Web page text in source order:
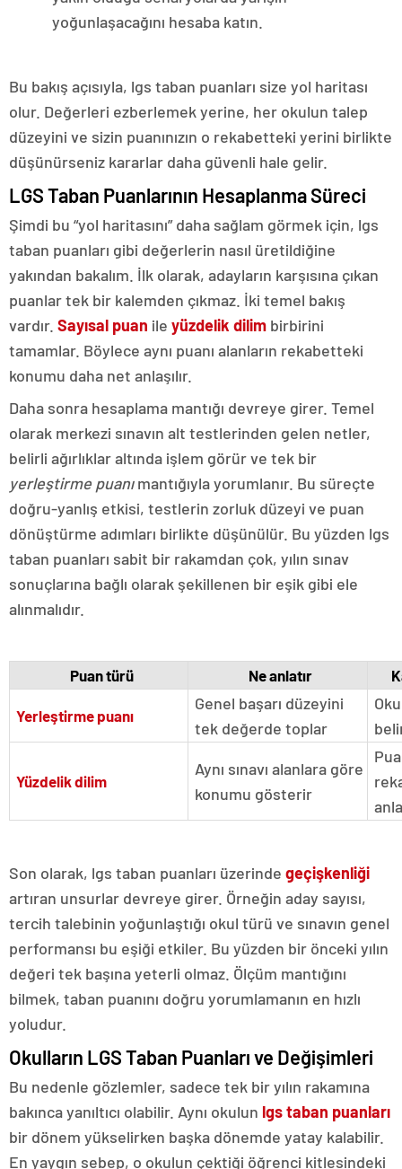
yoğunlaşacağını hesaba katın.
Bu bakış açısıyla, lgs taban puanları size yol haritası
olur. Değerleri ezberlemek yerine, her okulun talep
düzeyini ve sizin puanınızın o rekabetteki yerini birlikte
düşünürseniz kararlar daha güvenli hale gelir.
LGS Taban Puanlarının Hesaplanma Süreci
Şimdi bu “yol haritasını” daha sağlam görmek için, lgs
taban puanları gibi değerlerin nasıl üretildiğine
yakından bakalım. İlk olarak, adayların karşısına çıkan
puanlar tek bir kalemden çıkmaz. İki temel bakış
vardır. Sayısal puan ile yüzdelik dilim birbirini
tamamlar. Böylece aynı puanı alanların rekabetteki
konumu daha net anlaşılır.
Daha sonra hesaplama mantığı devreye girer. Temel
olarak merkezi sınavın alt testlerinden gelen netler,
belirli ağırlıklar altında işlem görür ve tek bir
yerleştirme puanımantığıyla yorumlanır. Bu süreçte
doğru-yanlış etkisi, testlerin zorluk düzeyi ve puan
dönüştürme adımları birlikte düşünülür. Bu yüzden lgs
taban puanları sabit bir rakamdan çok, yılın sınav
sonuçlarına bağlı olarak şekillenen bir eşik gibi ele
alınmalıdır.
Puan türü Ne anlatır
Yerleştirme puanı
Genel başarı düzeyini
tek değerde toplar
Yüzdelik dilim
Aynı sınavı alanlara göre
konumu gösterir
Son olarak, lgs taban puanları üzerinde geçişkenliği
artıran unsurlar devreye girer. Örneğin aday sayısı,
tercih talebinin yoğunlaştığı okul türü ve sınavın genel
performansı bu eşiği etkiler. Bu yüzden bir önceki yılın
değeri tek başına yeterli olmaz. Ölçüm mantığını
bilmek, taban puanını doğru yorumlamanın en hızlı
yoludur.
Okulların LGS Taban Puanları ve Değişimleri
Bu nedenle gözlemler, sadece tek bir yılın rakamına
bakınca yanıltıcı olabilir. Aynı okulun lgs taban puanları
bir dönem yükselirken başka dönemde yatay kalabilir.
En yaygın sebep, o okulun çektiği öğrenci kitlesindeki